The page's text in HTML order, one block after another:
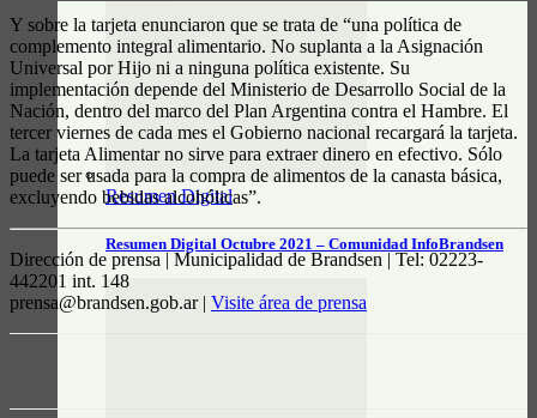
Resumen Digital
Resumen Digital Octubre 2021 – Comunidad InfoBrandsen
Y sobre la tarjeta enunciaron que se trata de “una política de
complemento integral alimentario. No suplanta a la Asignación
Universal por Hijo ni a ninguna política existente. Su
implementación depende del Ministerio de Desarrollo Social de la
Nación, dentro del marco del Plan Argentina contra el Hambre. El
tercer viernes de cada mes el Gobierno nacional recargará la tarjeta.
La tarjeta Alimentar no sirve para extraer dinero en efectivo. Sólo
puede ser usada para la compra de alimentos de la canasta básica,
excluyendo bebidas alcohólicas”.
Dirección de prensa | Municipalidad de Brandsen | Tel: 02223-
442201 int. 148
prensa@brandsen.gob.ar | Visite área de prensa